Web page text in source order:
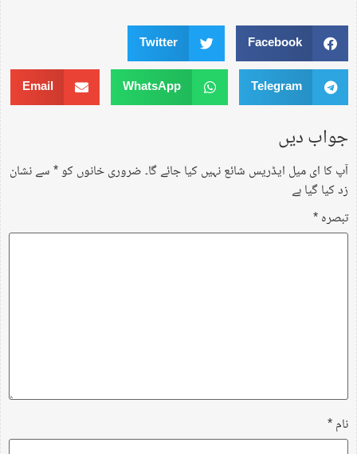
Facebook
Twitter
Telegram
WhatsApp
Email
جواب دیں
آپ کا ای میل ایڈریس شائع نہیں کیا جائے گا۔ضروری خانوں کو*سے نشان
زد کیا گیا ہے
تبصرہ*
نام*